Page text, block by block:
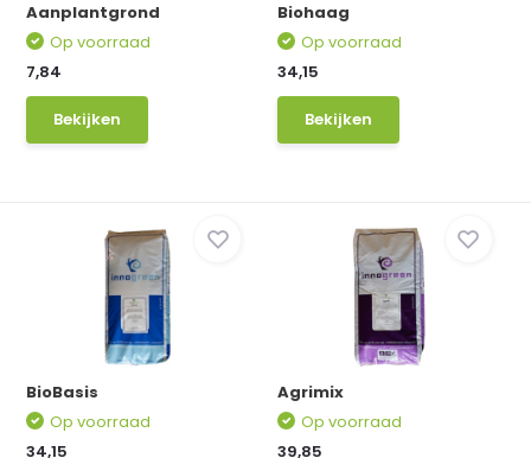
Aanplantgrond
Op voorraad
7,84
Bekijken
Biohaag
Op voorraad
34,15
Bekijken
BioBasis
Op voorraad
34,15
Agrimix
Op voorraad
39,85